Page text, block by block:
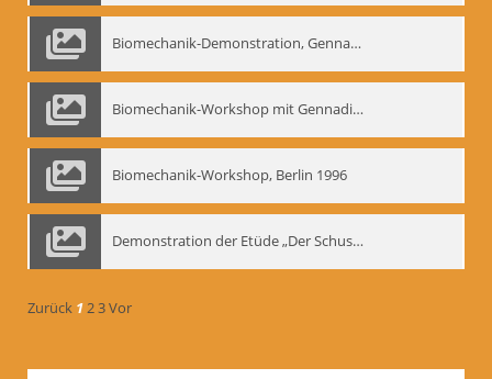
Biomechanik-Demonstration, Gennadij Bogdanow im Berliner Ensemble, 04.10.1991
Biomechanik-Workshop mit Gennadij Nikolajewitsch Bogdanow im Mime Centrum Berlin, 1991
Biomechanik-Workshop, Berlin 1996
Demonstration der Etüde „Der Schuss mit dem Bogen“ durch Gennadij Nikolajewitsch Bogdanow, Berlin 1991
Zurück 123Vor